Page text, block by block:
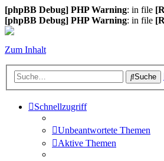
[phpBB Debug] PHP Warning: in file
[phpBB Debug] PHP Warning: in file
Zum Inhalt
Suche
Schnellzugriff
Unbeantwortete Themen
Aktive Themen